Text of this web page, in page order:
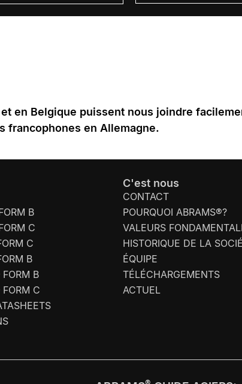
en Belgique puissent nous joindre
francophones en Allemagne.
B
C
C
B
B
C
C'est nous
CONTACT
POURQUOI ABRAMS®?
VALEURS
HISTORIQUE DE LA
ÉQUIPE
TÉLÉCHARGEMENTS
ACTUEL